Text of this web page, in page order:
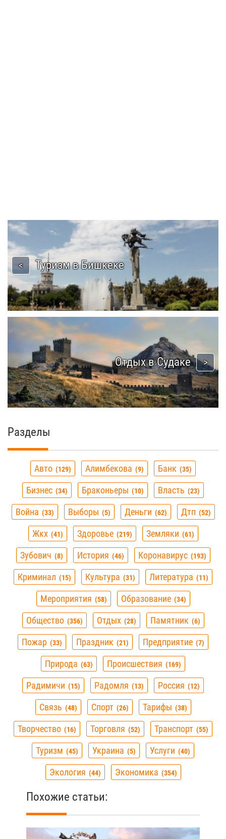
Туризм в Бишкеке
Отдых в Судаке
Разделы
Авто 129 Алимбекова 9 Банк 35
Бизнес 34 Браконьеры 10 Власть 23
Война 33 Выборы 5 Деньги 62 Дтп 52
Жкх 41 Здоровье 219 Земляки 61
Зубович 8 История 46 Коронавирус 193
Криминал 15 Культура 31 Литература 11
Мероприятия 58 Образование 34
Общество 356 Отдых 28 Памятник 6
Пожар 33 Праздник 21 Предприятие 7
Природа 63 Происшествия 169
Радимичи 15 Радомля 13 Россия 12
Связь 48 Спорт 26 Тарифы 38
Творчество 16 Торговля 52 Транспорт 55
Туризм 45 Украина 5 Услуги 40
Экология 44 Экономика 354
Похожие статьи: